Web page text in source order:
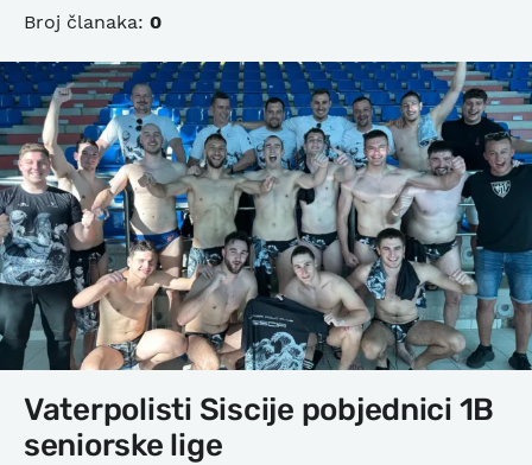
Broj članaka: 0
Vaterpolisti Siscije pobjednici 1B
seniorske lige